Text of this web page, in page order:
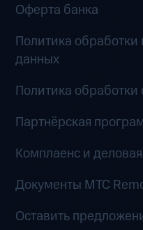
Оферта банка
Политика
данных
Политика обработки
Партнёрская
Комплаенс и
Документы MTC
Оставить